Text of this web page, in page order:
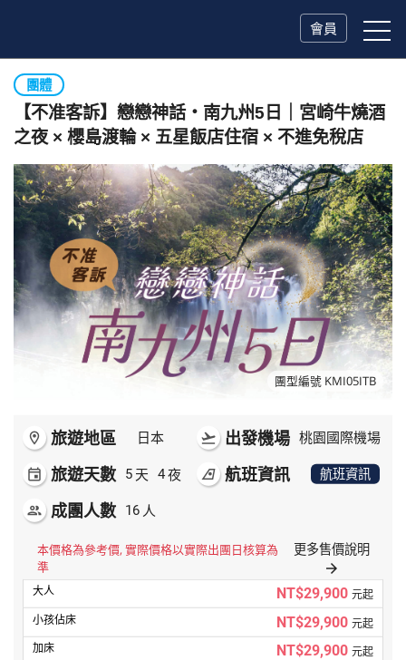
會員
團體
【不准客訴】戀戀神話・南九州5日｜宮崎牛燒酒
之夜 × 櫻島渡輪 × 五星飯店住宿 × 不進免稅店
團型編號 KMI05ITB
room 旅遊地區 日本
event 旅遊天數 5 天 4夜
people 成團人數 16 人
flight_takeoff 出發機場 桃園國際機場
airlines 航班資訊 航班資訊
本價格為參考價, 實際價格以實際出團日核算為
準
更多售價說明
arrow_forward
NT$29,900 元起
NT$29,900 元起
NT$29,900 元起